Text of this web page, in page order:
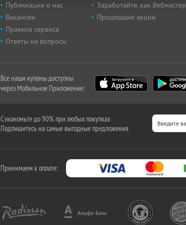
Публикации о нас
Вакансии
Правила сервиса
Ответы на вопросы
Заработайте, как Вебмастер
Прошедшие акции
Все наши купоны доступны
через Мобильное Приложение:
Сэкономьте до 90% при любых покупках
Подпишитесь на самые выгодные предложения
Принимаем к оплате: